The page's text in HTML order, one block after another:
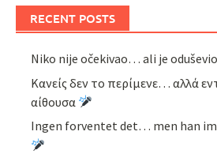
RECENT POSTS
Niko nije očekivao… ali je
Κανείς δεν το περίμενε… αλλά
αίθουσα
Ingen forventet det… men han